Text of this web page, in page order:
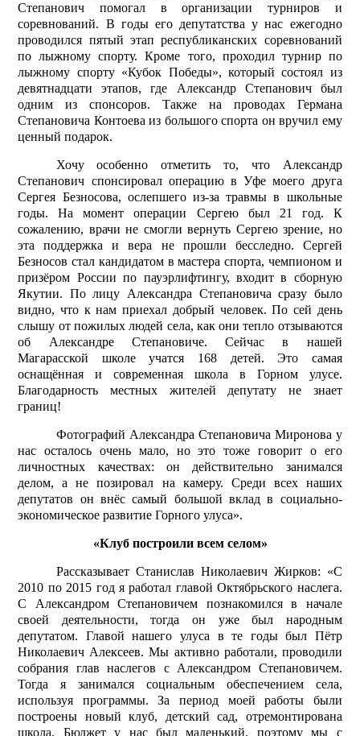
Степанович помогал в организации турниров и
соревнований. В годы его депутатства у нас ежегодно
проводился пятый этап республиканских соревнований
по лыжному спорту. Кроме того, проходил турнир по
лыжному спорту «Кубок Победы», который состоял из
девятнадцати этапов, где Александр Степанович был
одним из спонсоров. Также на проводах Германа
Степановича Контоева из большого спорта он вручил ему
ценный подарок.
Хочу особенно отметить то, что Александр
Степанович спонсировал операцию в Уфе моего друга
Сергея Безносова, ослепшего из-за травмы в школьные
годы. На момент операции Сергею был 21 год. К
сожалению, врачи не смогли вернуть Сергею зрение, но
эта поддержка и вера не прошли бесследно. Сергей
Безносов стал кандидатом в мастера спорта, чемпионом и
призёром России по пауэрлифтингу, входит в сборную
Якутии. По лицу Александра Степановича сразу было
видно, что к нам приехал добрый человек. По сей день
слышу от пожилых людей села, как они тепло отзываются
об Александре Степановиче. Сейчас в нашей
Магарасской школе учатся 168 детей. Это самая
оснащённая и современная школа в Горном улусе.
Благодарность местных жителей депутату не знает
границ!
Фотографий Александра Степановича Миронова у
нас осталось очень мало, но это тоже говорит о его
личностных качествах: он действительно занимался
делом, а не позировал на камеру. Среди всех наших
депутатов он внёс самый большой вклад в социально-
экономическое развитие Горного улуса».
«Клуб построили всем селом»
Рассказывает Станислав Николаевич Жирков: «С
2010 по 2015 год я работал главой Октябрьского наслега.
С Александром Степановичем познакомился в начале
своей деятельности, тогда он уже был народным
депутатом. Главой нашего улуса в те годы был Пётр
Николаевич Алексеев. Мы активно работали, проводили
собрания глав наслегов с Александром Степановичем.
Тогда я занимался социальным обеспечением села,
используя программы. За период моей работы были
построены новый клуб, детский сад, отремонтирована
школа. Бюджет у нас был маленький, поэтому мы с